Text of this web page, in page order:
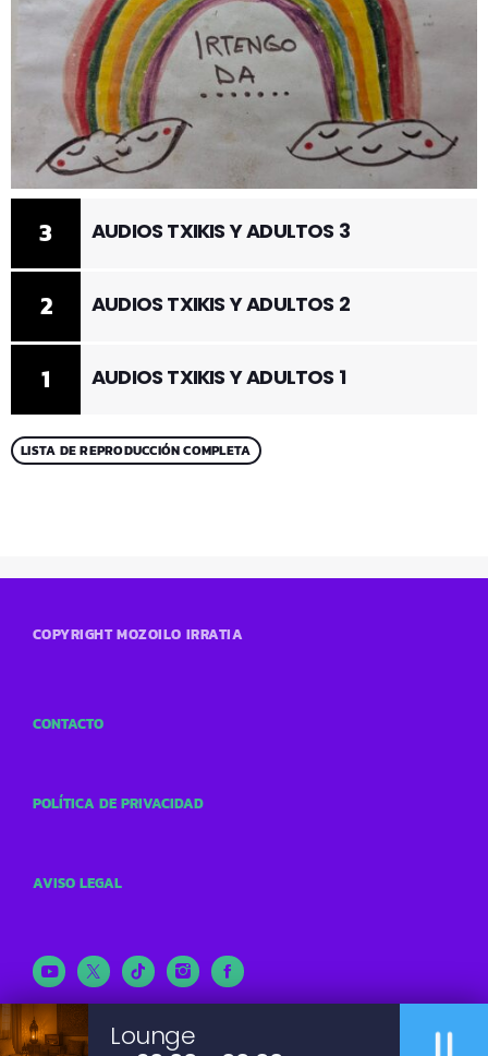
1 AUDIOS TXIKIS Y ADULTOS 1
2 AUDIOS TXIKIS Y ADULTOS 2
3 AUDIOS TXIKIS Y ADULTOS 3
LISTA DE REPRODUCCIÓN COMPLETA
Lounge
COPYRIGHT MOZOILO IRRATIA
CONTACTO
POLÍTICA DE PRIVACIDAD
AVISO LEGAL